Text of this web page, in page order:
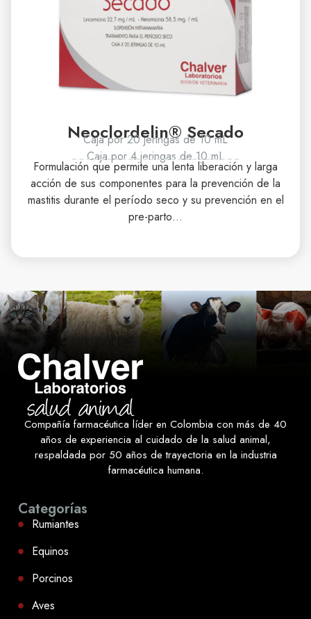
Neoclordelin® Secado
Caja por 20 jeringas de 10 mL
Caja por 4 jeringas de 10 mL
Formulación que permite una lenta liberación y larga
acción de sus componentes para la prevención de la
mastitis durante el período seco y su prevención en el
pre-parto…
Compañía farmacéutica líder en Colombia con más de 40
años de experiencia al cuidado de la salud animal,
respaldada por 50 años de trayectoria en la industria
farmacéutica humana.
Categorías
Rumiantes
Equinos
Porcinos
Aves